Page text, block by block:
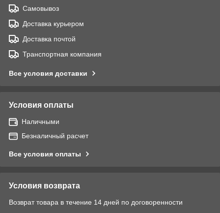
Самовывоз
Доставка курьером
Доставка почтой
Транспортная компания
Все условия доставки
Условия оплаты
Наличными
Безналичный расчет
Все условия оплаты
Условия возврата
Возврат товара в течение 14 дней по договоренности